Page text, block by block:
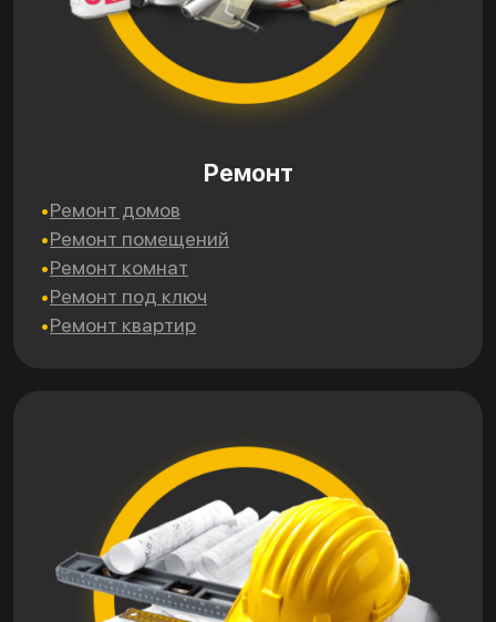
Ремонт
Ремонт домов
Ремонт помещений
Ремонт комнат
Ремонт под ключ
Ремонт квартир